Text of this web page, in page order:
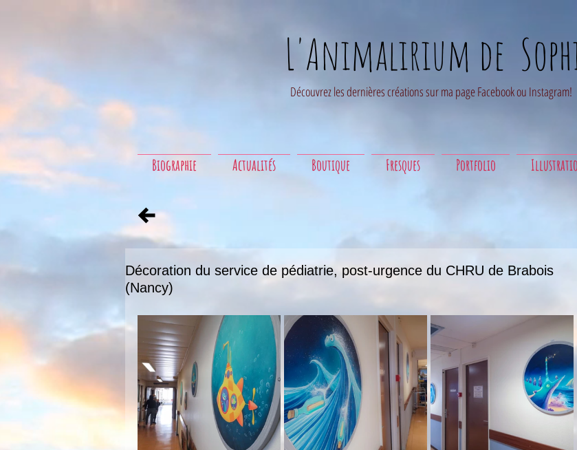
L'Animalirium de
Découvrez les dernières créations sur ma page Facebook ou Instagram!
Biographie Actualités Boutique Fresques Portfolio
Décoration du service de pédiatrie, post-urgence du CHRU de Brabois
(Nancy)